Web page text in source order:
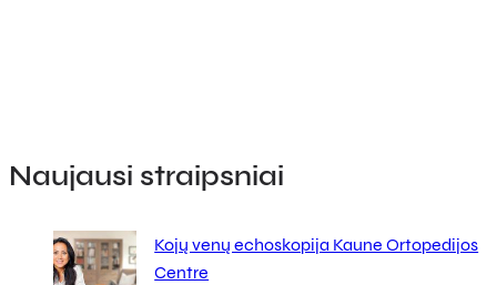
Naujausi straipsniai
Kojų venų echoskopija Kaune Ortopedijos
Centre